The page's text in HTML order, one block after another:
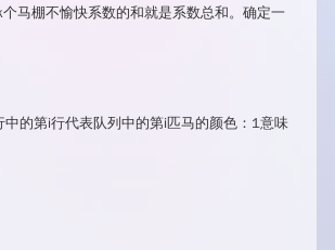
马棚不愉快系数的和就是系数总和。确定一
的第i行代表队列中的第i匹马的颜色：1意味